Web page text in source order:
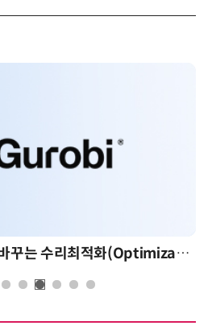
AI 시대의 의사결정을 바꾸는 수리최적화(Optimization): 실제 산업 적용 사례와 활용 전략